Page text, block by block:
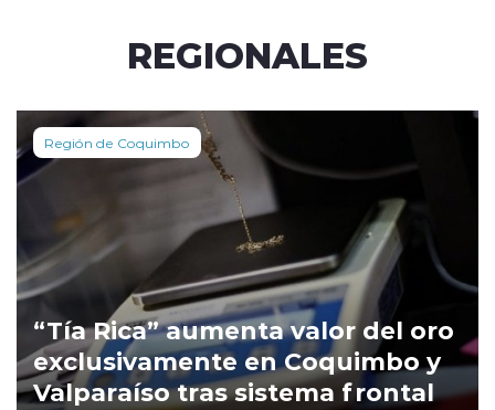
REGIONALES
Región de Coquimbo
“Tía Rica” aumenta valor del oro
exclusivamente en Coquimbo y
Valparaíso tras sistema frontal